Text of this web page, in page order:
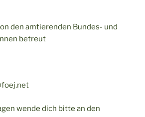
den amtierenden Bundes- und
betreut
wende dich bitte an den